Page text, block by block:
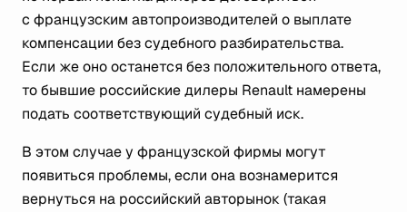
с французским автопроизводителей о выплате
компенсации без судебного разбирательства.
Если же оно останется без положительного ответа,
то бывшие российские дилеры Renault намерены
подать соответствующий судебный иск.
В этом случае у французской фирмы могут
появиться проблемы, если она вознамерится
вернуться на российский авторынок (такая